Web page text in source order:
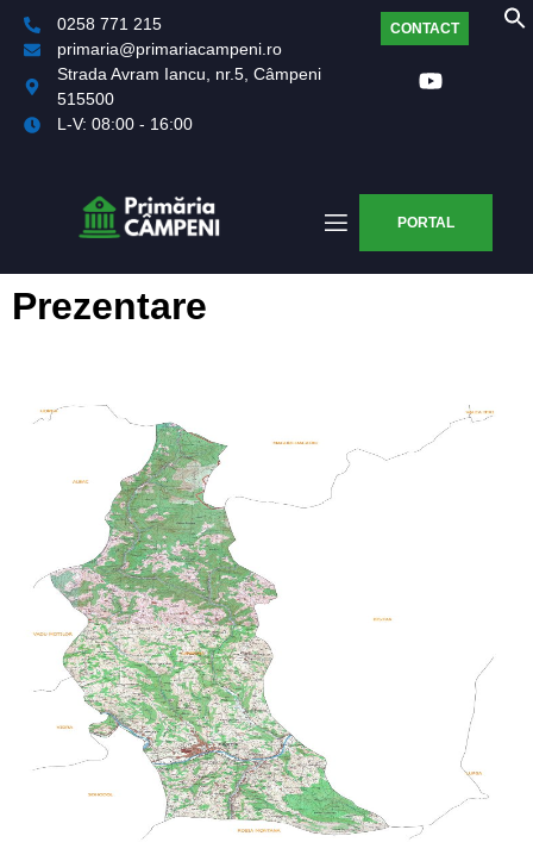
0258 771 215
primaria@primariacampeni.ro
Strada Avram Iancu, nr.5, Câmpeni
515500
L-V: 08:00 - 16:00
CONTACT
PORTAL
Prezentare